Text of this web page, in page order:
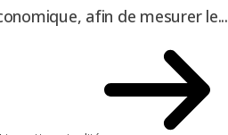
afin de mesurer le...